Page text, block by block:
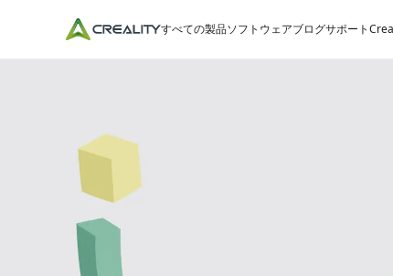
すべての製品ソフトウェアブログサポート